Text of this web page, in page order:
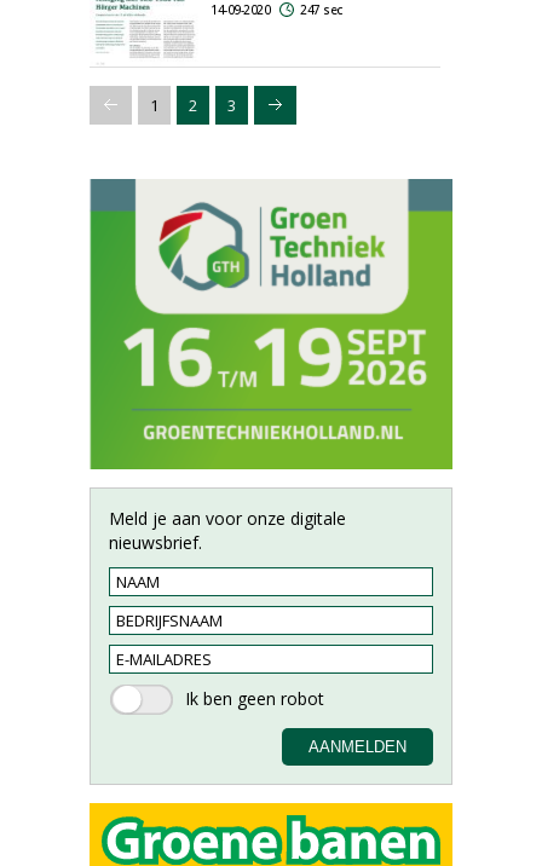
14-09-2020 247 sec
1 2 3
Meld je aan voor onze digitale
nieuwsbrief.